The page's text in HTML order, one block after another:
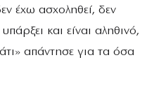
έχω ασχοληθεί, δεν
και είναι αληθινό,
απάντησε για τα όσα